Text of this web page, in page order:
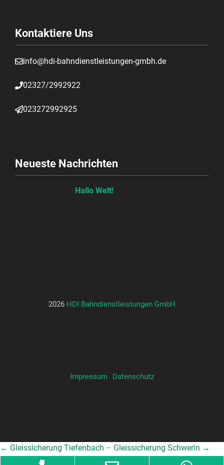
Kontaktiere Uns
info@hdi-bahndienstleistungen-gmbh.de
02327/2992922
023272992925
Neueste Nachrichten
Hallo Welt!
2026 HDI Bahndienstleistungen GmbH
Impressum Datenschutz
← Gleissicherung Tiefenbach – Gleissicherung Schwerin →